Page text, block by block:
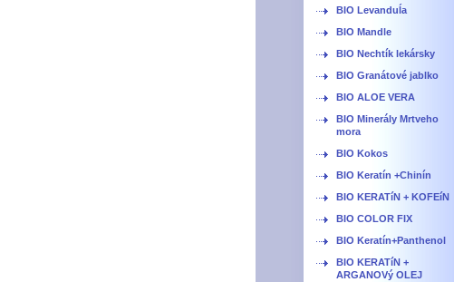
BIO Levanduĺa
BIO Mandle
BIO Nechtík lekársky
BIO Granátové jablko
BIO ALOE VERA
BIO Minerály Mrtveho
mora
BIO Kokos
BIO Keratín +Chinín
BIO KERATíN + KOFEíN
BIO COLOR FIX
BIO Keratín+Panthenol
BIO KERATíN +
ARGANOVý OLEJ